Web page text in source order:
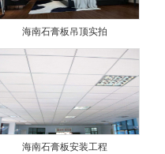
海南石膏板吊顶实拍
海南石膏板安装工程